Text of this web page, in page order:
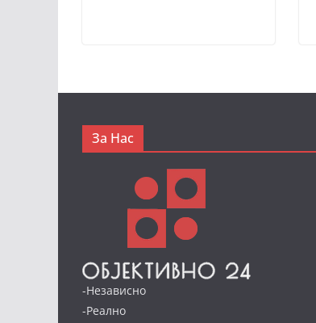
За Нас
-Независно
-Реално